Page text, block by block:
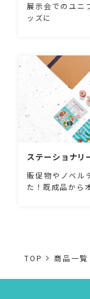
展示会でのユニ
ッズに
ステーショナリ
販促物やノベル
た！既成品から
TOP 商品一覧